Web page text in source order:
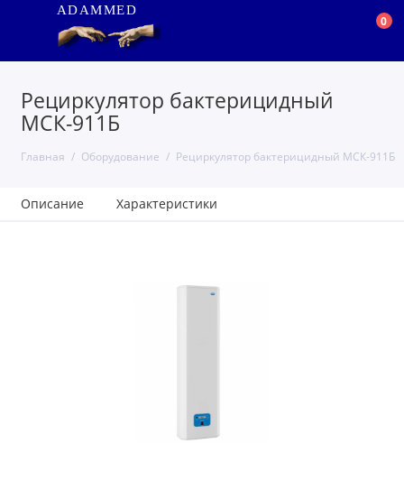
ADAMMED
0
Рециркулятор бактерицидный
МСК-911Б
Главная Оборудование Рециркулятор бактерицидный МСК-911Б
Описание Характеристики